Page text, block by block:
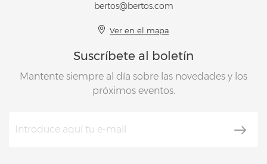
bertos@bertos.com
Ver en el mapa
Suscríbete al boletín
Mantente siempre al día sobre las novedades y los
próximos eventos.